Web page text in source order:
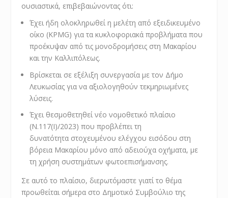
ουσιαστικά, επιβεβαιώνοντας ότι:
Έχει ήδη ολοκληρωθεί η μελέτη από εξειδικευμένο
οίκο (KPMG) για τα κυκλοφοριακά προβλήματα που
προέκυψαν από τις μονοδρομήσεις στη Μακαρίου
και την Καλλιπόλεως.
Βρίσκεται σε εξέλιξη συνεργασία με τον Δήμο
Λευκωσίας για να αξιολογηθούν τεκμηριωμένες
λύσεις.
Έχει θεσμοθετηθεί νέο νομοθετικό πλαίσιο
(Ν.117(Ι)/2023) που προβλέπει τη
δυνατότητα στοχευμένου ελέγχου εισόδου στη
βόρεια Μακαρίου μόνο από αδειούχα οχήματα, με
τη χρήση συστημάτων φωτοεπισήμανσης.
Σε αυτό το πλαίσιο, διερωτόμαστε γιατί το θέμα
προωθείται σήμερα στο Δημοτικό Συμβούλιο της